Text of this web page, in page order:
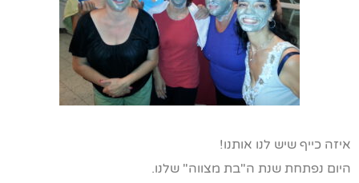
איזה כייף שיש לנו אותנו!
היום נפתחת שנת ה"בת מצווה" שלנו.